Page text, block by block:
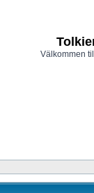
Välkommen